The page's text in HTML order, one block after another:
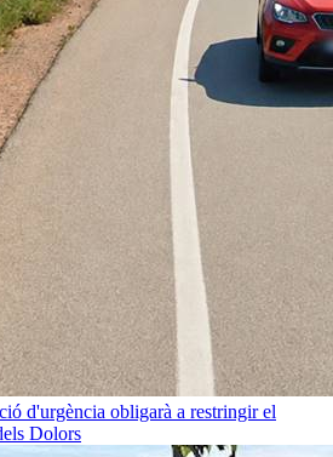
d'urgència obligarà a restringir el
Dolors